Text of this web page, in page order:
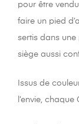
pour être
faire un pied
sertis dans
siège aussi
Issus de
l’envie,